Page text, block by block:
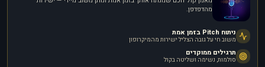
מהדפדפן.
ניתוח Pitch בזמן אמת
משוב חי על גובה הצליל ישירות מהמיקרופון
תרגילים ממוקדים
סולמות, נשימה ושליטה בקול